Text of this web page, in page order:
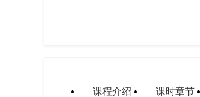
课程介绍 课时章节